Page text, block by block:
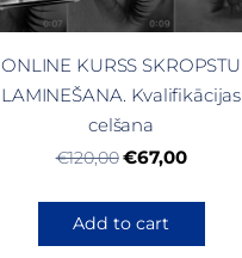
ONLINE KURSS SKROPSTU
LAMINEŠANA. Kvalifikācijas
celšana
€120,00 €67,00
Add to cart